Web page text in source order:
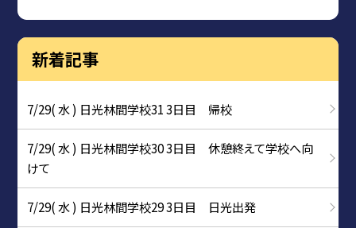
新着記事
7/29( 水 ) 日光林間学校31 3日目 帰校
7/29( 水 ) 日光林間学校30 3日目 休憩終えて学校へ向
けて
7/29( 水 ) 日光林間学校29 3日目 日光出発